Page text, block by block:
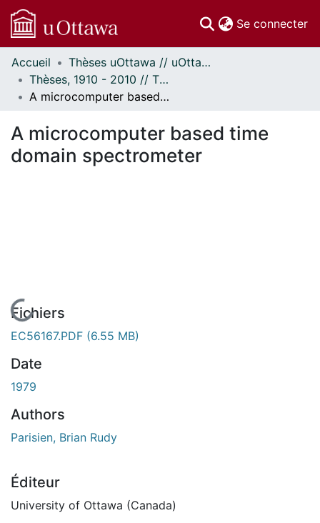
Se connecter
Communautés
et collections
Parcourir
À propos
Accueil
Thèses uOttawa // uOttawa Theses
Thèses, 1910 - 2010 // Theses, 1910 - 2010
A microcomputer based time domain spectrometer
A microcomputer based time
domain spectrometer
En cours de chargement...
Fichiers
EC56167.PDF (6.55 MB)
Date
1979
Authors
Parisien, Brian Rudy
Éditeur
University of Ottawa (Canada)